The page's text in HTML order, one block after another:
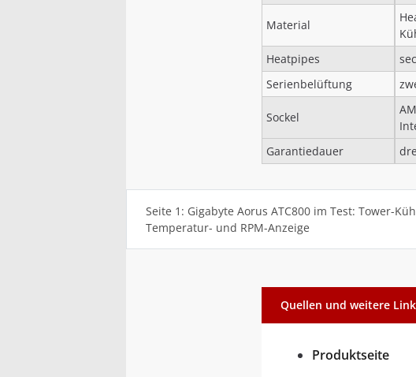
Material
Heatpipes
Serienbelüftung
Sockel
Garantiedauer
Seite 1: Gigabyte Aorus ATC800 im Test: Tower-
Temperatur- und RPM-Anzeige
Quellen und weitere
Produktseite